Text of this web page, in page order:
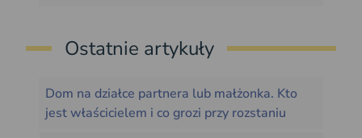
Ostatnie artykuły
Dom na działce partnera lub małżonka. Kto
jest właścicielem i co grozi przy rozstaniu